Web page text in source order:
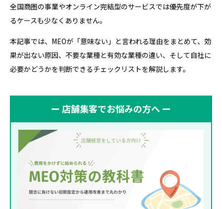
全国商圏の事業やオンライン完結型のサービスでは優先度が下が
るケースも少なくありません。
本記事では、MEOが「意味ない」と言われる理由をまとめて、効
果が出ない原因、不要な業種と有効な業種の違い、そして自社に
必要かどうかを判断できるチェックリストを解説します。
ー 店舗集客でお悩みの方へ ー